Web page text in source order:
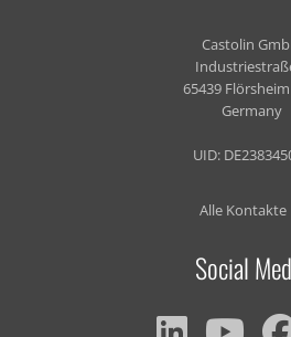
Castolin
65439
Germany
UID:
Alle Kontakte
Social